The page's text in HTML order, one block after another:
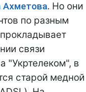
Ахметова. Но они
по разным
связи
"Укртелеком", в
старой медной